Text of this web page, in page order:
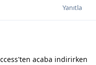
Yanıtla
acaba indirirken